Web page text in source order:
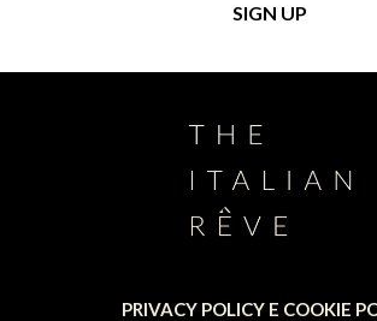
PRIVACY POLICY E COOKIE